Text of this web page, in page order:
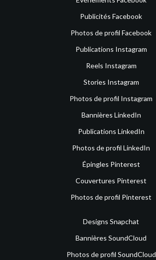
Publicités Facebook
Photos de profil Facebook
Publications Instagram
Reels Instagram
Stories Instagram
Photos de profil Instagram
Bannières LinkedIn
Publications LinkedIn
Photos de profil LinkedIn
Épingles Pinterest
Couvertures Pinterest
Photos de profil Pinterest
Designs Snapchat
Bannières SoundCloud
Photos de profil SoundCloud